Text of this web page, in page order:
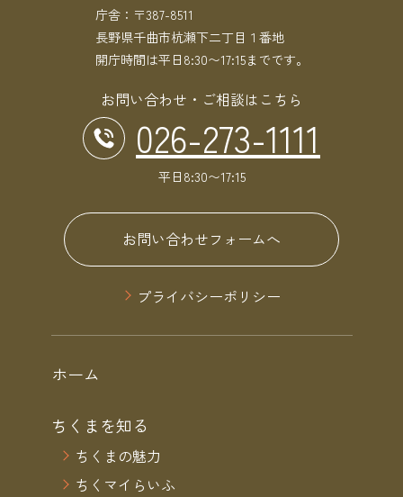
庁舎：〒387-8511
長野県千曲市杭瀬下二丁目１番地
開庁時間は平日8:30〜17:15までです。
お問い合わせ・ご相談はこちら
026-273-1111
平日8:30〜17:15
お問い合わせフォームへ
プライバシーポリシー
ホーム
ちくまを知る
ちくまの魅力
ちくマイらいふ